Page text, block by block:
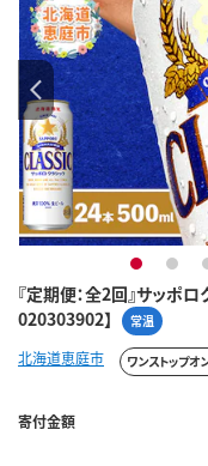
『定期便：全2回』サッポ
020303902】
常温
1 2
北海道恵庭市 ワンストップ
寄付金額